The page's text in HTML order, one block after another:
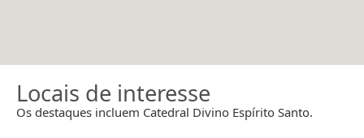
Locais de interesse
Os destaques incluem Catedral Divino Espírito Santo.